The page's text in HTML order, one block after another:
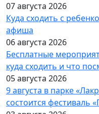
07 августа 2026
Куда сходить с
афиша
06 августа 2026
Бесплатные
куда сходить и что
05 августа 2026
9 августа в парке
состоится фестиваль